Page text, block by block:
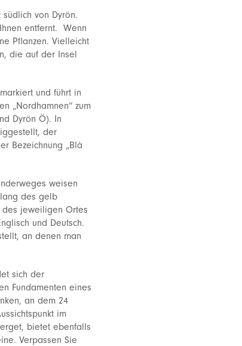
von Dyrön.
entfernt. Wenn
Pflanzen. Vielleicht
die auf der Insel
und führt in
„Nordhamnen“ zum
Dyrön Ö). In
der
Bezeichnung „Blå
weisen
des gelb
jeweiligen Ortes
und Deutsch.
an denen man
sich der
Fundamenten eines
an dem 24
im
bietet ebenfalls
Verpassen Sie